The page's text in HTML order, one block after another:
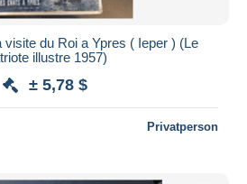
visite du Roi a Ypres ( Ieper ) (Le
illustre 1957)
± 5,78 $
Privatperson